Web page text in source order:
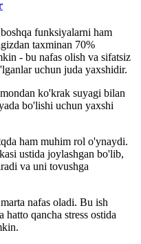
funksiyalarni ham
taxminan 70%
- bu nafas olish va sifatsiz
uchun juda yaxshidir.
ko'krak suyagi bilan
bo'lishi uchun yaxshi
ham muhim rol o'ynaydi.
ustida joylashgan bo'lib,
va uni tovushga
nafas oladi. Bu ish
qancha stress ostida